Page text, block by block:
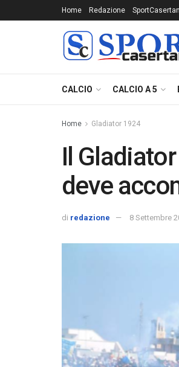
Home Redazione
CALCIO CALCIO A 5
Home Gladiator 1924
Il
deve
di redazione 8 Settembre